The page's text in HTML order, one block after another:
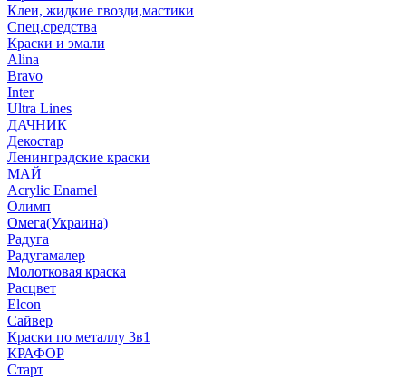
Клеи, жидкие гвозди,мастики
Спец.средства
Краски и эмали
Alina
Bravo
Inter
Ultra Lines
ДАЧНИК
Декостар
Ленинградские краски
МАЙ
Acrylic Enamel
Олимп
Омега(Украина)
Радуга
Радугамалер
Молотковая краска
Расцвет
Elcon
Сайвер
Краски по металлу 3в1
КРАФОР
Старт